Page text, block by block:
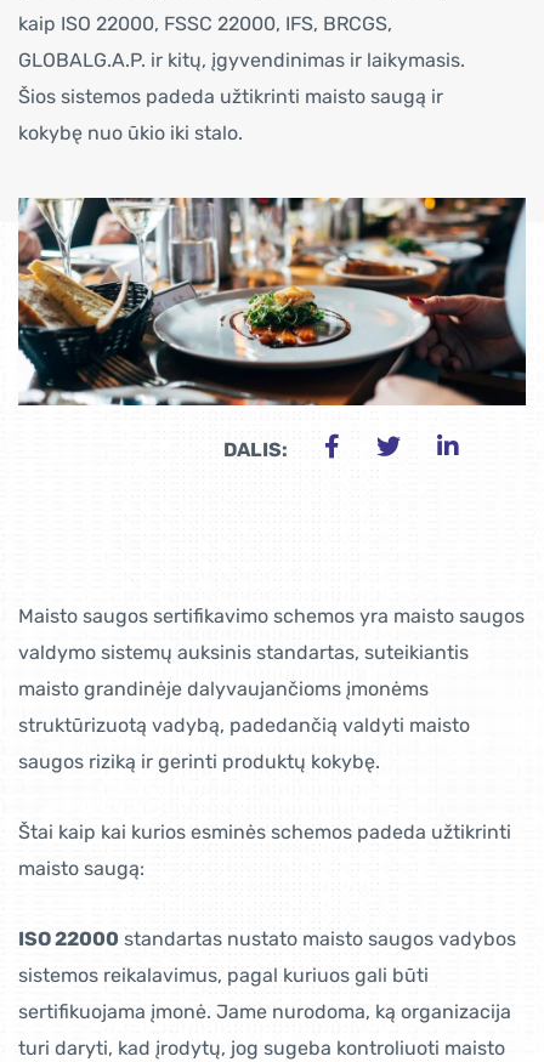
kaip ISO 22000, FSSC 22000, IFS, BRCGS,
GLOBALG.A.P. ir kitų, įgyvendinimas ir laikymasis.
Šios sistemos padeda užtikrinti maisto saugą ir
kokybę nuo ūkio iki stalo.
DALIS:
Maisto saugos sertifikavimo schemos yra maisto saugos
valdymo sistemų auksinis standartas, suteikiantis
maisto grandinėje dalyvaujančioms įmonėms
struktūrizuotą vadybą, padedančią valdyti maisto
saugos riziką ir gerinti produktų kokybę.
Štai kaip kai kurios esminės schemos padeda užtikrinti
maisto saugą:
ISO 22000 standartas nustato maisto saugos vadybos
sistemos reikalavimus, pagal kuriuos gali būti
sertifikuojama įmonė. Jame nurodoma, ką organizacija
turi daryti, kad įrodytų, jog sugeba kontroliuoti maisto